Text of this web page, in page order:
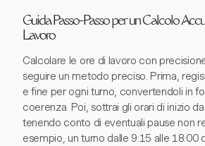
Guida Passo-Passo per un Calcolo
Lavoro
Calcolare le ore di lavoro con
seguire un metodo preciso. Prima,
e fine per ogni turno, convertendoli in
coerenza. Poi, sottrai gli orari di inizio
tenendo conto di eventuali pause non
esempio, un turno dalle 9:15 alle 18:00